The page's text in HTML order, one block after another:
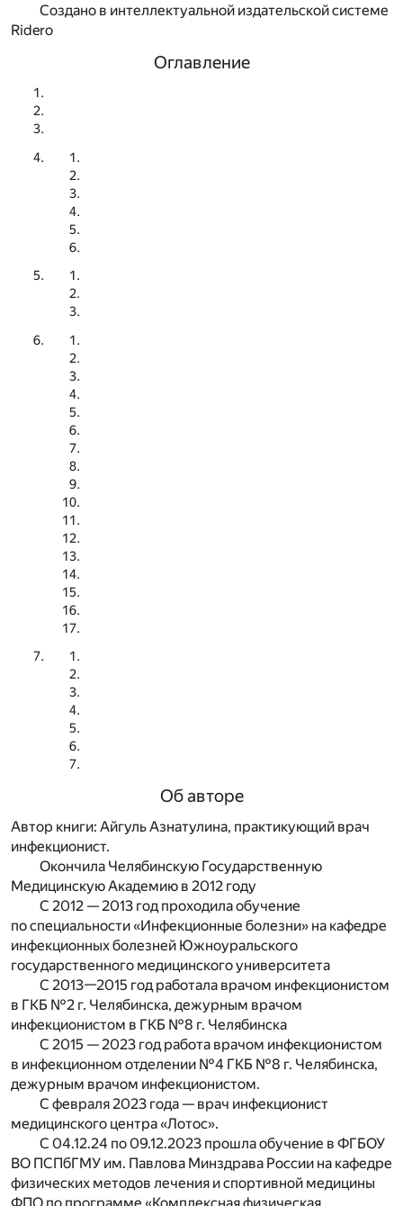
Создано в интеллектуальной издательской системе
Ridero
Оглавление
Об авторе
Автор книги: Айгуль Азнатулина, практикующий врач
инфекционист.
Окончила Челябинскую Государственную
Медицинскую Академию в 2012 году
С 2012 — 2013 год проходила обучение
по специальности «Инфекционные болезни» на кафедре
инфекционных болезней Южноуральского
государственного медицинского университета
С 2013—2015 год работала врачом инфекционистом
в ГКБ №2 г. Челябинска, дежурным врачом
инфекционистом в ГКБ №8 г. Челябинска
С 2015 — 2023 год работа врачом инфекционистом
в инфекционном отделении №4 ГКБ №8 г. Челябинска,
дежурным врачом инфекционистом.
С февраля 2023 года — врач инфекционист
медицинского центра «Лотос».
С 04.12.24 по 09.12.2023 прошла обучение в ФГБОУ
ВО ПСПбГМУ им. Павлова Минздрава России на кафедре
физических методов лечения и спортивной медицины